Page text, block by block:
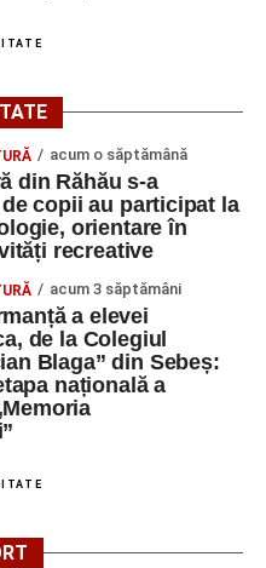
acum o săptămână
din Răhău s-a
copii au participat la
orientare în
recreative
acum 3 săptămâni
a elevei
de la Colegiul
Blaga” din Sebeș:
națională a